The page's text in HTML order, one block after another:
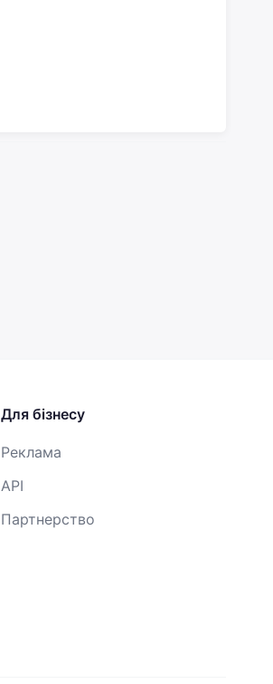
Для бізнесу
Реклама
API
Партнерство